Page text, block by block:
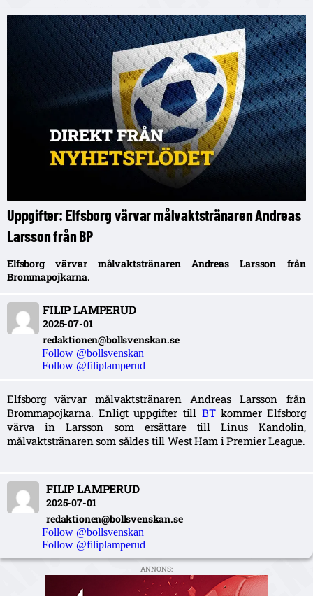
Uppgifter: Elfsborg värvar målvaktstränaren Andreas
Larsson från BP
Elfsborg värvar målvaktstränaren Andreas Larsson från
Brommapojkarna.
FILIP LAMPERUD
2025-07-01
redaktionen@bollsvenskan.se
Follow @bollsvenskan
Follow @filiplamperud
Elfsborg värvar målvaktstränaren Andreas Larsson från
Brommapojkarna. Enligt uppgifter till BTkommer Elfsborg
värva in Larsson som ersättare till Linus Kandolin,
målvaktstränaren som såldes till West Ham i Premier League.
FILIP LAMPERUD
2025-07-01
redaktionen@bollsvenskan.se
Follow @bollsvenskan
Follow @filiplamperud
ANNONS: